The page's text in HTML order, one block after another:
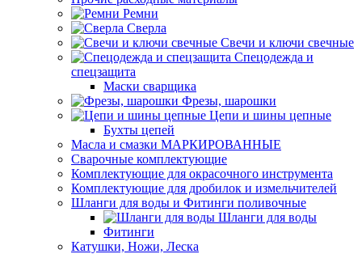
Ремни
Сверла
Свечи и ключи свечные
Спецодежда и
спецзащита
Маски сварщика
Фрезы, шарошки
Цепи и шины цепные
Бухты цепей
Масла и смазки МАРКИРОВАННЫЕ
Сварочные комплектующие
Комплектующие для окрасочного инструмента
Комплектующие для дробилок и измельчителей
Шланги для воды и Фитинги поливочные
Шланги для воды
Фитинги
Катушки, Ножи, Леска